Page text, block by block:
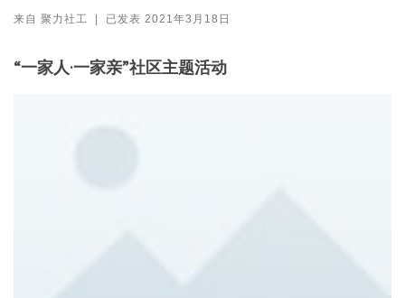
来自 聚力社工 | 已发表 2021年3月18日
“一家人·一家亲”社区主题活动